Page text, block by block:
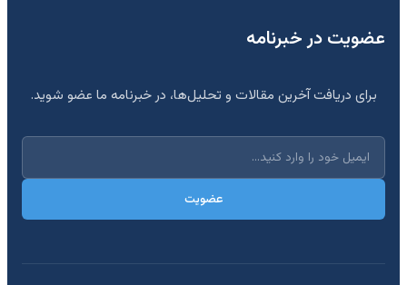
عضویت در خبرنامه
برای دریافت آخرین مقالات و تحلیل‌ها، در خبرنامه ما عضو شوید.
عضویت